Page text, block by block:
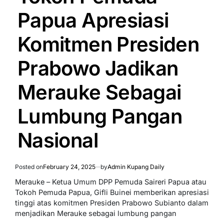
Papua Apresiasi
Komitmen Presiden
Prabowo Jadikan
Merauke Sebagai
Lumbung Pangan
Nasional
Posted onFebruary 24, 2025 byAdmin Kupang Daily
Merauke – Ketua Umum DPP Pemuda Saireri Papua atau
Tokoh Pemuda Papua, Gifli Buinei memberikan apresiasi
tinggi atas komitmen Presiden Prabowo Subianto dalam
menjadikan Merauke sebagai lumbung pangan